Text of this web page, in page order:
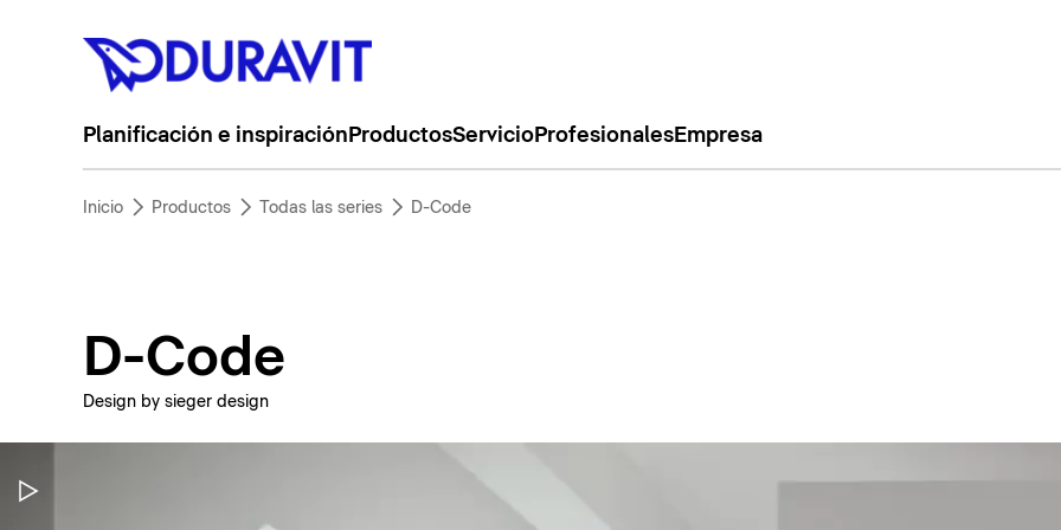
Planificación e inspiración ProductosServicioProfesionalesEmpresa
Inicio Productos Todas las series D-Code
D-Code
Design by sieger design
Pausar vídeo